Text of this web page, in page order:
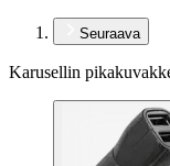
Seuraava
Karusellin